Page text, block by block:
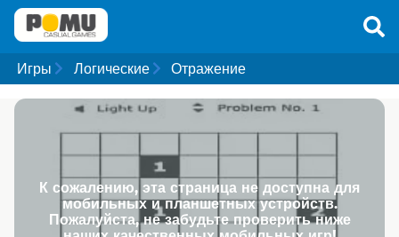
Игры Логические Отражение
К сожалению, эта страница не доступна для
мобильных и планшетных устройств.
Пожалуйста, не забудьте проверить ниже